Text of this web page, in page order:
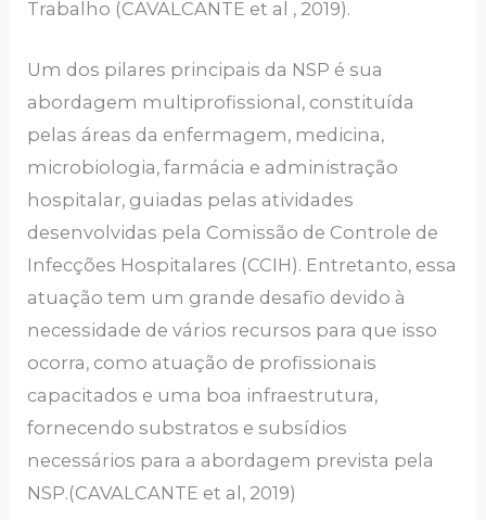
Trabalho (CAVALCANTE et al , 2019).
Um dos pilares principais da NSP é sua
abordagem multiprofissional, constituída
pelas áreas da enfermagem, medicina,
microbiologia, farmácia e administração
hospitalar, guiadas pelas atividades
desenvolvidas pela Comissão de Controle de
Infecções Hospitalares (CCIH). Entretanto, essa
atuação tem um grande desafio devido à
necessidade de vários recursos para que isso
ocorra, como atuação de profissionais
capacitados e uma boa infraestrutura,
fornecendo substratos e subsídios
necessários para a abordagem prevista pela
NSP.(CAVALCANTE et al, 2019)